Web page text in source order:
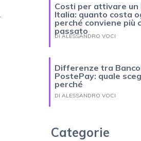
Costi per attivare un
Italia: quanto costa
perché conviene più
passato
DI ALESSANDRO VOCI
Differenze tra
PostePay: quale
perché
DI ALESSANDRO VOCI
Categorie